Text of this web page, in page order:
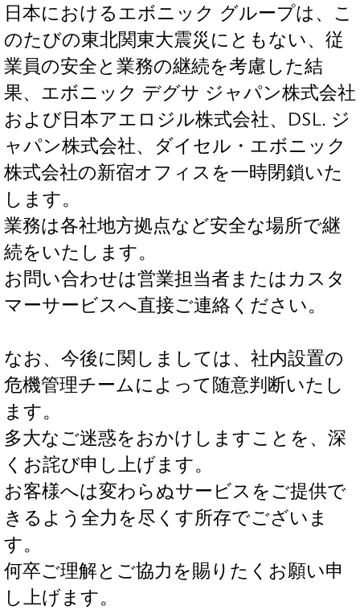
日本におけるエボニック グループは、こ
のたびの東北関東大震災にともない、従
業員の安全と業務の継続を考慮した結
果、エボニック デグサ ジャパン株式会社
および日本アエロジル株式会社、DSL. ジ
ャパン株式会社、ダイセル・エボニック
株式会社の新宿オフィスを一時閉鎖いた
します。
業務は各社地方拠点など安全な場所で継
続をいたします。
お問い合わせは営業担当者またはカスタ
マーサービスへ直接ご連絡ください。
なお、今後に関しましては、社内設置の
危機管理チームによって随意判断いたし
ます。
多大なご迷惑をおかけしますことを、深
くお詫び申し上げます。
お客様へは変わらぬサービスをご提供で
きるよう全力を尽くす所存でございま
す。
何卒ご理解とご協力を賜りたくお願い申
し上げます。